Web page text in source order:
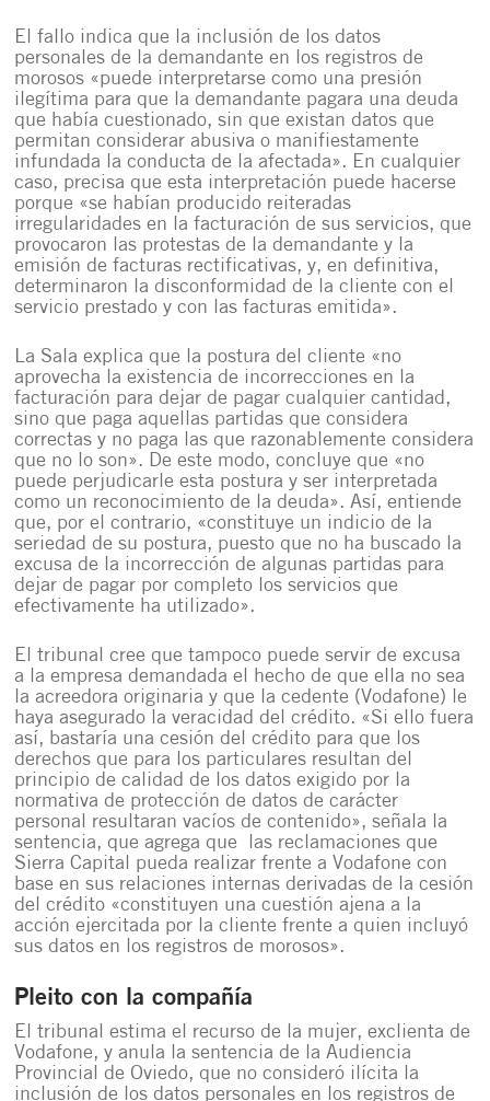
El fallo indica que la inclusión de los datos
personales de la demandante en los registros de
morosos «puede interpretarse como una presión
ilegítima para que la demandante pagara una deuda
que había cuestionado, sin que existan datos que
permitan considerar abusiva o manifiestamente
infundada la conducta de la afectada». En cualquier
caso, precisa que esta interpretación puede hacerse
porque «se habían producido reiteradas
irregularidades en la facturación de sus servicios, que
provocaron las protestas de la demandante y la
emisión de facturas rectificativas, y, en definitiva,
determinaron la disconformidad de la cliente con el
servicio prestado y con las facturas emitida».
La Sala explica que la postura del cliente «no
aprovecha la existencia de incorrecciones en la
facturación para dejar de pagar cualquier cantidad,
sino que paga aquellas partidas que considera
correctas y no paga las que razonablemente considera
que no lo son». De este modo, concluye que «no
puede perjudicarle esta postura y ser interpretada
como un reconocimiento de la deuda». Así, entiende
que, por el contrario, «constituye un indicio de la
seriedad de su postura, puesto que no ha buscado la
excusa de la incorrección de algunas partidas para
dejar de pagar por completo los servicios que
efectivamente ha utilizado».
El tribunal cree que tampoco puede servir de excusa
a la empresa demandada el hecho de que ella no sea
la acreedora originaria y que la cedente (Vodafone) le
haya asegurado la veracidad del crédito. «Si ello fuera
así, bastaría una cesión del crédito para que los
derechos que para los particulares resultan del
principio de calidad de los datos exigido por la
normativa de protección de datos de carácter
personal resultaran vacíos de contenido», señala la
sentencia, que agrega que las reclamaciones que
Sierra Capital pueda realizar frente a Vodafone con
base en sus relaciones internas derivadas de la cesión
del crédito «constituyen una cuestión ajena a la
acción ejercitada por la cliente frente a quien incluyó
sus datos en los registros de morosos».
Pleito con la compañía
El tribunal estima el recurso de la mujer, exclienta de
Vodafone, y anula la sentencia de la Audiencia
Provincial de Oviedo, que no consideró ilícita la
inclusión de los datos personales en los registros de